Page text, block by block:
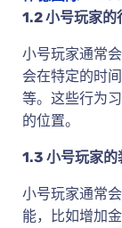
1.2 小号玩家的
小号玩家通常
会在特定的时
等。这些行为
的位置。
1.3 小号玩家的
小号玩家通常
能，比如增加